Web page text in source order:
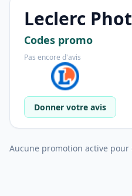
Leclerc
Codes promo
Pas encore d'avis
Donner votre avis
Aucune promotion active pour